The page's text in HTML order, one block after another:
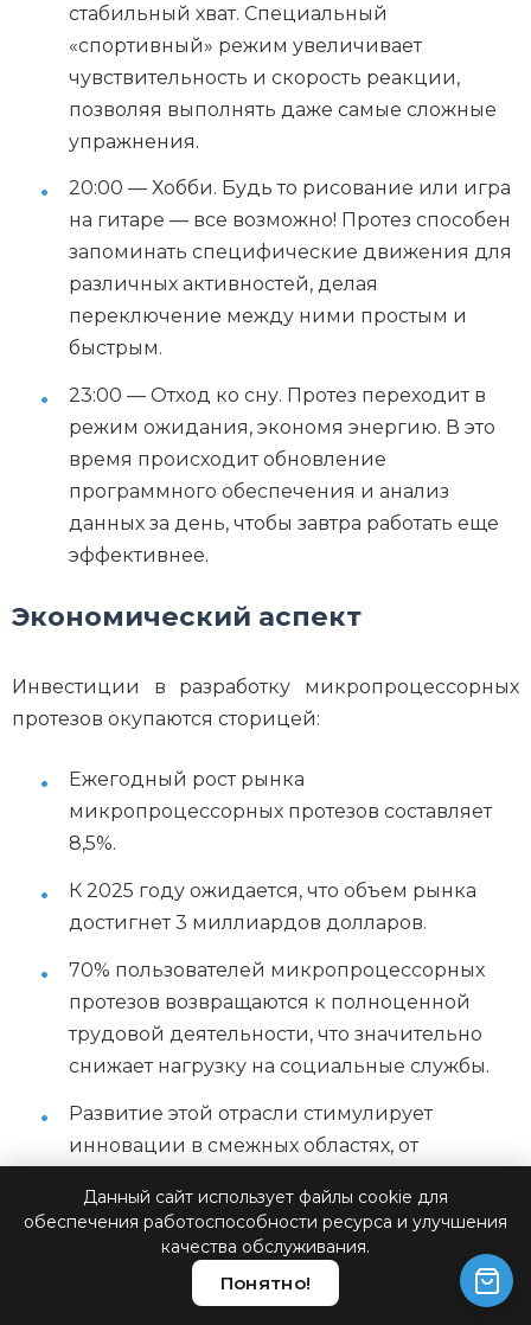
стабильный хват. Специальный
«спортивный» режим увеличивает
чувствительность и скорость реакции,
позволяя выполнять даже самые сложные
упражнения.
20:00 — Хобби. Будь то рисование или игра
на гитаре — все возможно! Протез способен
запоминать специфические движения для
различных активностей, делая
переключение между ними простым и
быстрым.
23:00 — Отход ко сну. Протез переходит в
режим ожидания, экономя энергию. В это
время происходит обновление
программного обеспечения и анализ
данных за день, чтобы завтра работать еще
эффективнее.
Экономический аспект
Инвестиции в разработку микропроцессорных
протезов окупаются сторицей:
Ежегодный рост рынка
микропроцессорных протезов составляет
8,5%.
К 2025 году ожидается, что объем рынка
достигнет 3 миллиардов долларов.
70% пользователей микропроцессорных
протезов возвращаются к полноценной
трудовой деятельности, что значительно
снижает нагрузку на социальные службы.
Развитие этой отрасли стимулирует
инновации в смежных областях, от
Создание одного рабочего места в
индустрии производства
микропроцессорных протезов приводит к
Данный сайт использует файлы cookie для
обеспечения работоспособности ресурса и улучшения
качества обслуживания.
Понятно!